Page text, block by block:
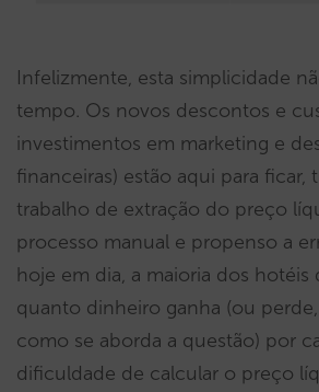
Infelizmente, esta simplicidade
tempo. Os novos descontos e
investimentos em marketing e
financeiras) estão aqui para ficar,
trabalho de extração do preço
processo manual e propenso a
hoje em dia, a maioria dos hotéis
quanto dinheiro ganha (ou
como se aborda a questão) por
dificuldade de calcular o preço